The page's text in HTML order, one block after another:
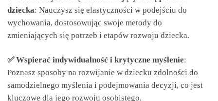
dziecka: Nauczysz się elastyczności w podejściu do
wychowania, dostosowując swoje metody do
zmieniających się potrzeb i etapów rozwoju dziecka.
✅ Wspierać indywidualność i krytyczne myślenie:
Poznasz sposoby na rozwijanie w dziecku zdolności do
samodzielnego myślenia i podejmowania decyzji, co jest
kluczowe dla jego rozwoju osobistego.